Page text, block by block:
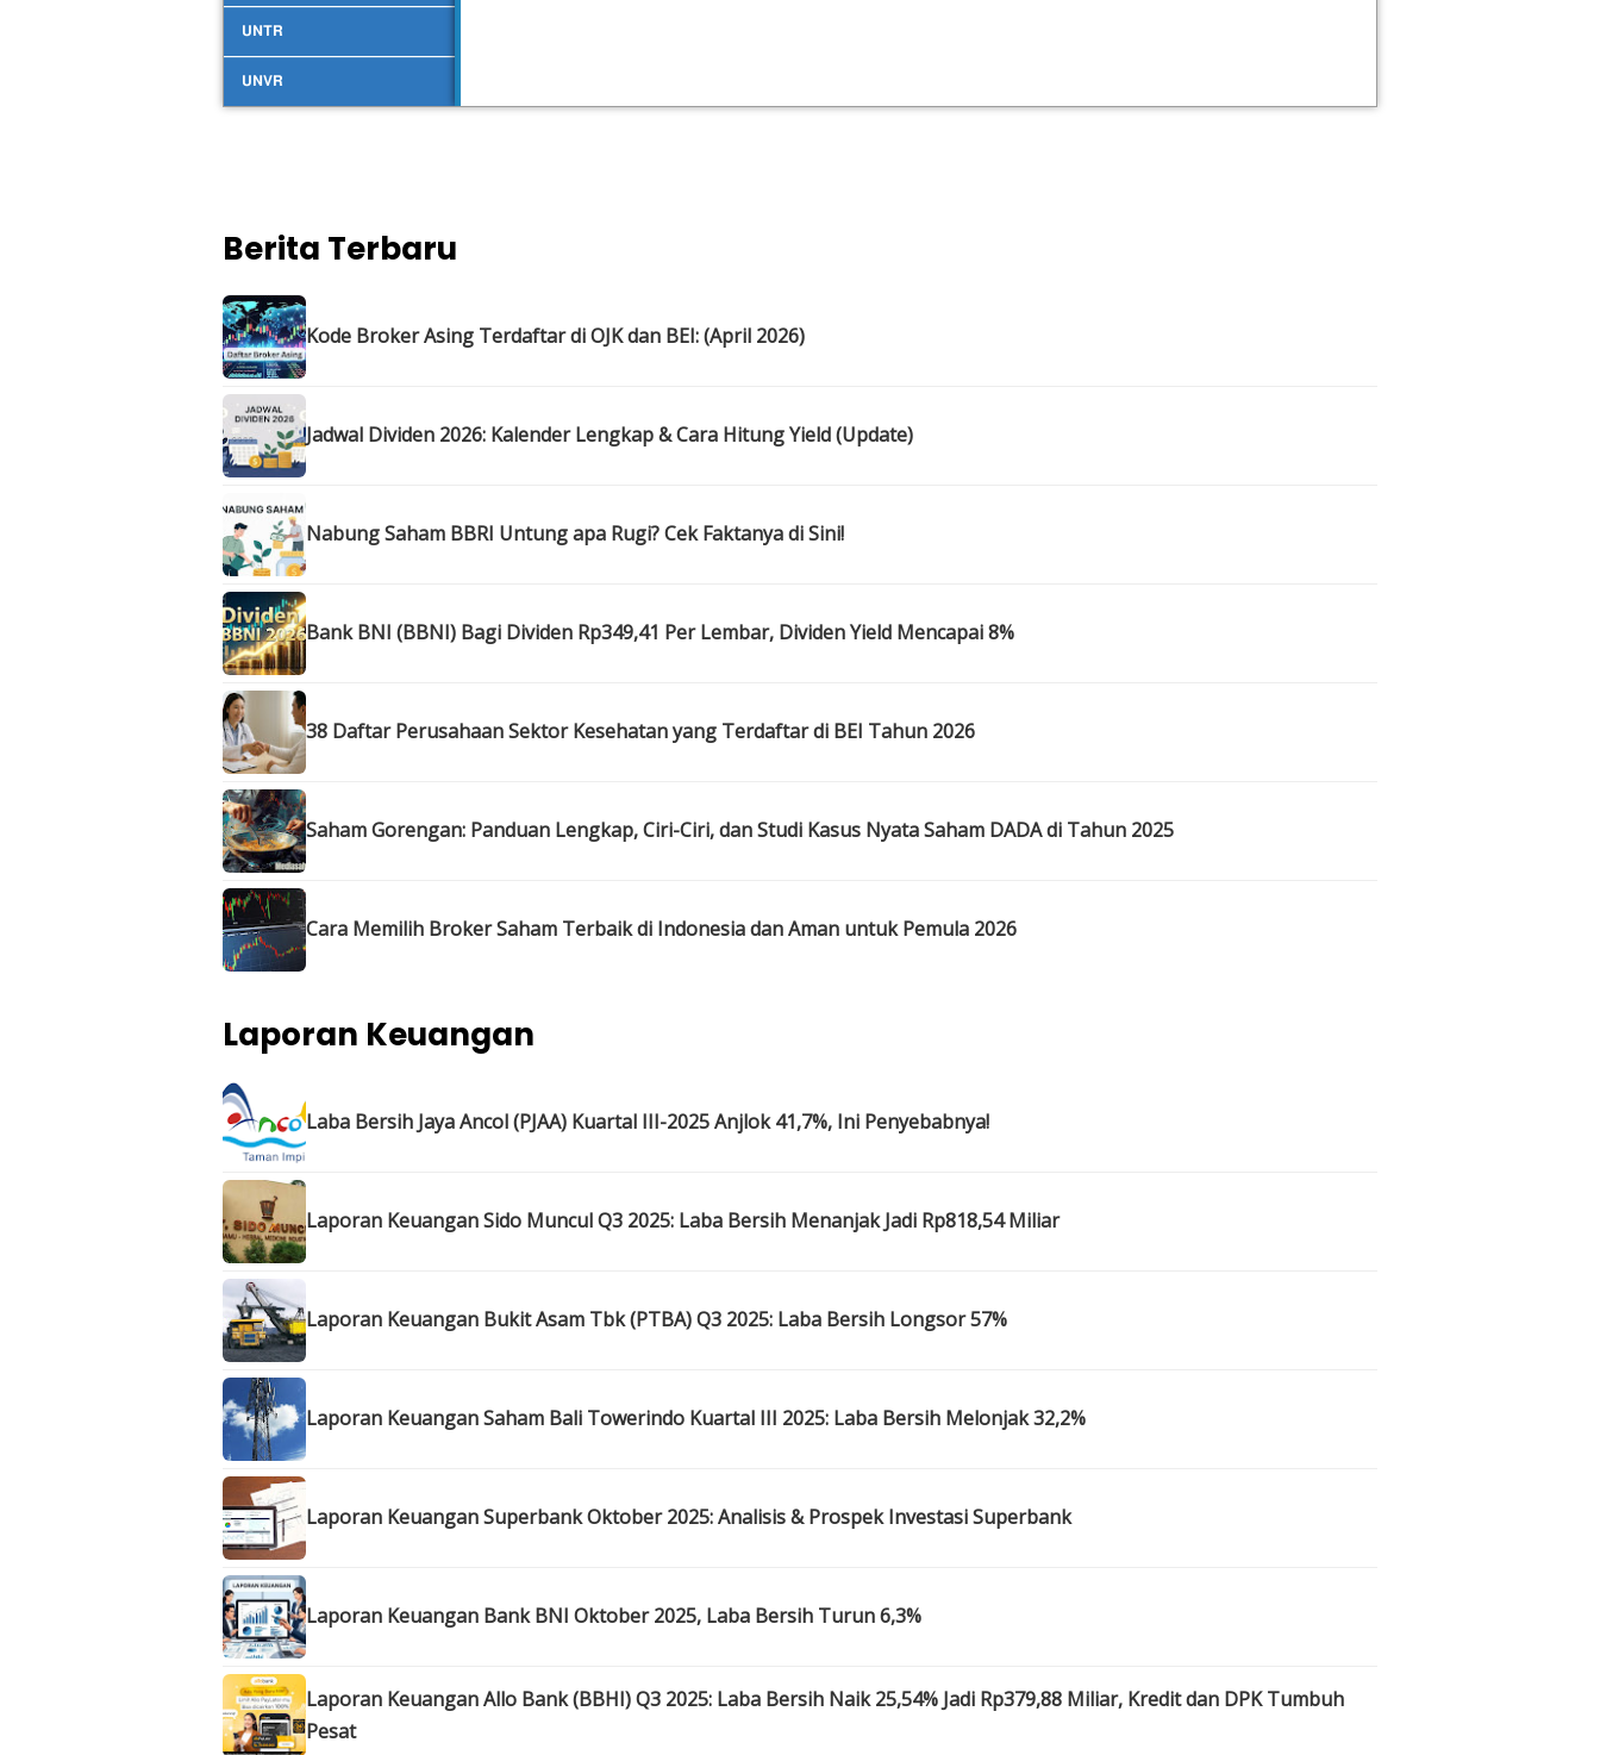
UNTR
UNVR
Berita Terbaru
Kode Broker Asing Terdaftar di OJK dan BEI: (April 2026)
Jadwal Dividen 2026: Kalender Lengkap & Cara Hitung Yield (Update)
Nabung Saham BBRI Untung apa Rugi? Cek Faktanya di Sini!
Bank BNI (BBNI) Bagi Dividen Rp349,41 Per Lembar, Dividen Yield Mencapai 8%
38 Daftar Perusahaan Sektor Kesehatan yang Terdaftar di BEI Tahun 2026
Saham Gorengan: Panduan Lengkap, Ciri-Ciri, dan Studi Kasus Nyata Saham DADA di Tahun 2025
Cara Memilih Broker Saham Terbaik di Indonesia dan Aman untuk Pemula 2026
Laporan Keuangan
Laba Bersih Jaya Ancol (PJAA) Kuartal III-2025 Anjlok 41,7%, Ini Penyebabnya!
Laporan Keuangan Sido Muncul Q3 2025: Laba Bersih Menanjak Jadi Rp818,54 Miliar
Laporan Keuangan Bukit Asam Tbk (PTBA) Q3 2025: Laba Bersih Longsor 57%
Laporan Keuangan Saham Bali Towerindo Kuartal III 2025: Laba Bersih Melonjak 32,2%
Laporan Keuangan Superbank Oktober 2025: Analisis & Prospek Investasi Superbank
Laporan Keuangan Bank BNI Oktober 2025, Laba Bersih Turun 6,3%
Laporan Keuangan Allo Bank (BBHI) Q3 2025: Laba Bersih Naik 25,54% Jadi Rp379,88 Miliar, Kredit dan DPK Tumbuh
Pesat